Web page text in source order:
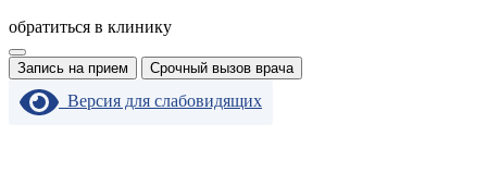
обратиться в клинику
Запись на прием Срочный вызов врача
Версия для слабовидящих